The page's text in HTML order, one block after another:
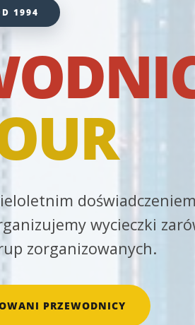
1994
doświadczeniem
wycieczki
zorganizowanych.
PRZEWODNICY